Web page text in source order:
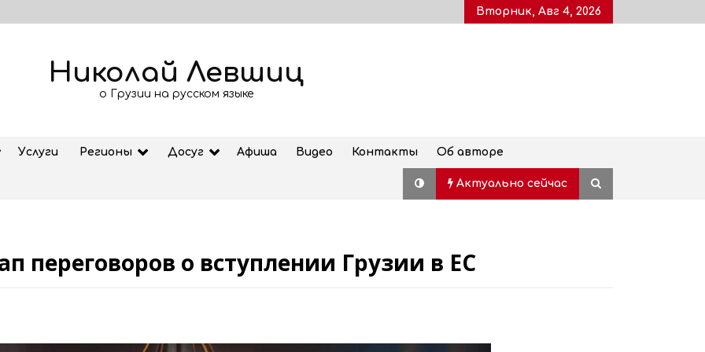
Вторник, Авг 4, 2026
Николай Левшиц
о Грузии на русском языке
Услуги Регионы Досуг Афиша Видео Контакты Об авторе
Актуально сейчас
Рубрика «Азбука Грузии»: дзеоба
Дворец молодежи, также
Старт продажи билетов на
Популярный наземный переход в
переговоров о вступлении Грузии в ЕС